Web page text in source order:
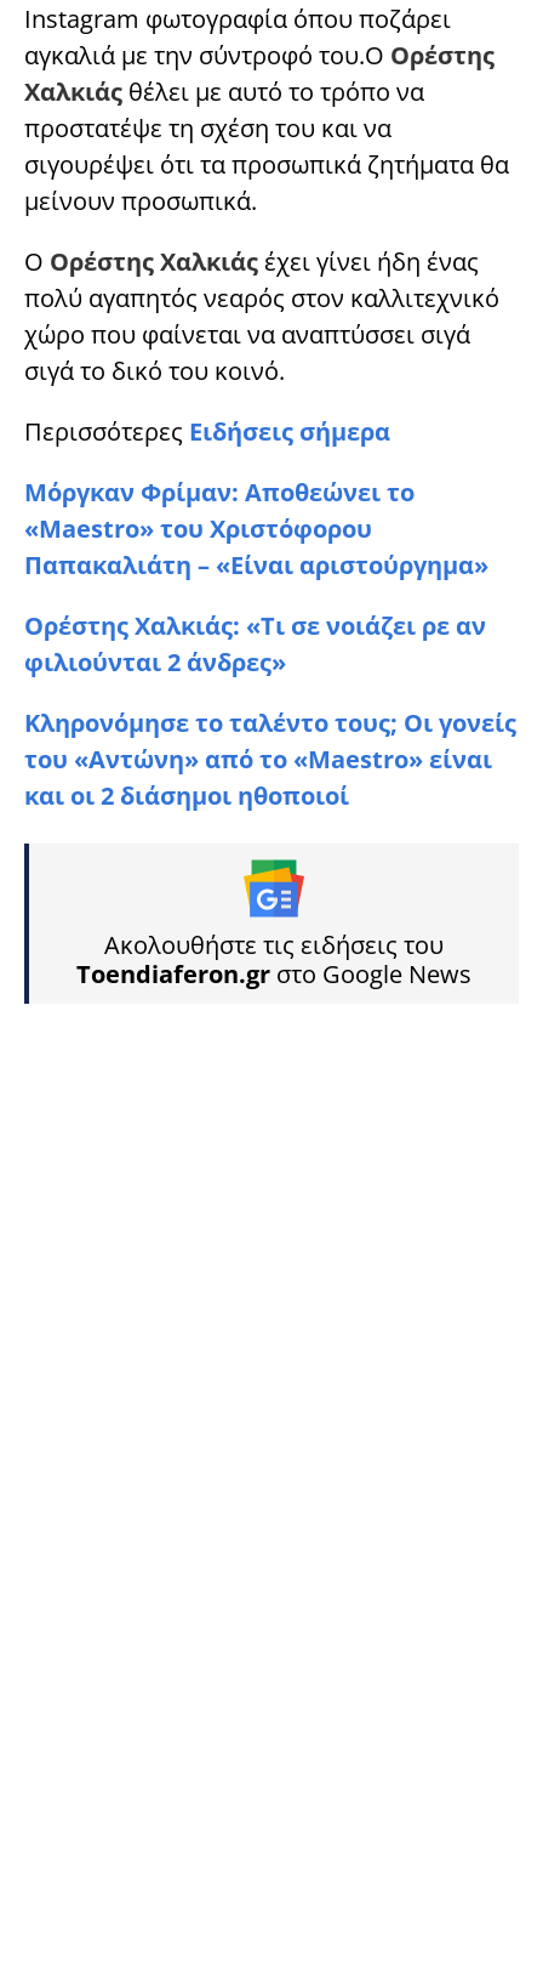
Instagram φωτογραφία όπου ποζάρει
αγκαλιά με την σύντροφό του.Ο Ορέστης
Χαλκιάς θέλει με αυτό το τρόπο να
προστατέψε τη σχέση του και να
σιγουρέψει ότι τα προσωπικά ζητήματα θα
μείνουν προσωπικά.
Ο Ορέστης Χαλκιάς έχει γίνει ήδη ένας
πολύ αγαπητός νεαρός στον καλλιτεχνικό
χώρο που φαίνεται να αναπτύσσει σιγά
σιγά το δικό του κοινό.
Περισσότερες Ειδήσεις σήμερα
Μόργκαν Φρίμαν: Αποθεώνει το
«Maestro» του Χριστόφορου
Παπακαλιάτη – «Είναι αριστούργημα»
Ορέστης Χαλκιάς: «Τι σε νοιάζει ρε αν
φιλιούνται 2 άνδρες»
Κληρονόμησε το ταλέντο τους; Οι γονείς
του «Αντώνη» από το «Maestro» είναι
και οι 2 διάσημοι ηθοποιοί
Ακολουθήστε τις ειδήσεις του
Toendiaferon.gr στο Google News